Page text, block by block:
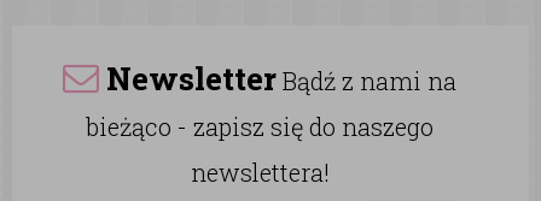
NewsletterBądź z nami na
bieżąco - zapisz się do naszego
newslettera!